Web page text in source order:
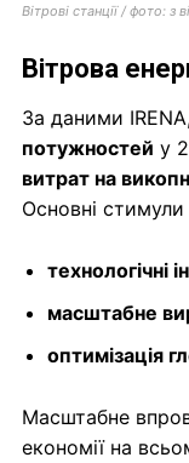
Вітрові станції / фото: з
Вітрова
За даними
потужностей у
витрат на
Основні
технологічні
масштабне
оптимізація
Масштабне
економії на